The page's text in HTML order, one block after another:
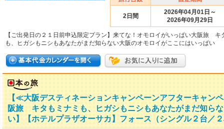
2日間
2026年04月01日～
2026年09月29日
【ご出発日の２１日前申込限定プラン】来てな！オモロイがいっぱい大阪旅 キ
も、ヒガシもニシもあなたがまだ知らない大阪のオモロイがここにはいっぱい
【≪大阪デスティネーションキャンペーンアフターキャン
阪旅 キタもミナミも、ヒガシもニシもあなたがまだ知ら
い】【ホテルプラザオーサカ】フォース（シングル２台／